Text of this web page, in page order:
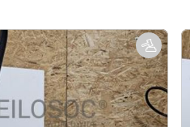
de Collection